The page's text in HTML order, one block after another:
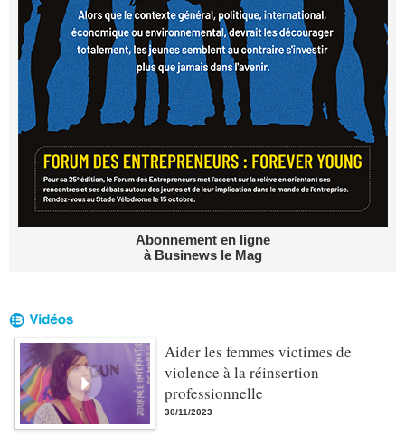
Abonnement en ligne
à Businews le Mag
Aider les femmes victimes de
violence à la réinsertion
professionnelle
30/11/2023